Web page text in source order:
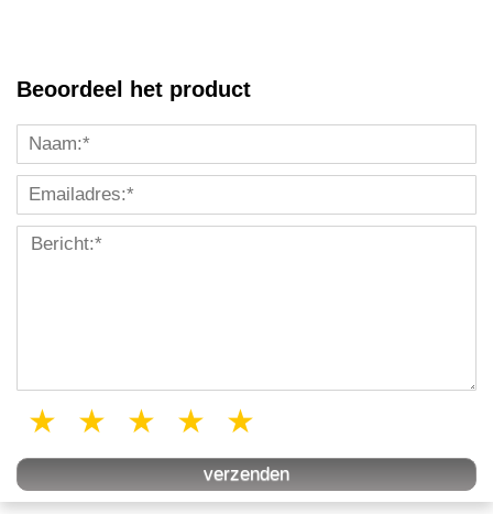
Beoordeel het product
4 stars
3 stars
2 stars
1 star